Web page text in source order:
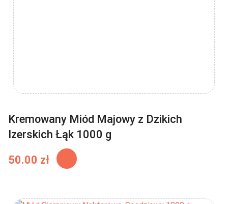
Kremowany Miód Majowy z Dzikich
Izerskich Łąk 1000 g
50.00 zł